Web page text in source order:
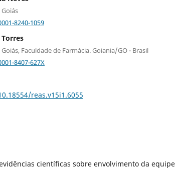
8240-1059
Faculdade de Farmácia. Goiania/GO - Brasil
8407-627X
reas.v15i1.6055
científicas sobre envolvimento da equipe